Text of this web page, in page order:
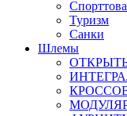
Туризм
Санки
Шлемы